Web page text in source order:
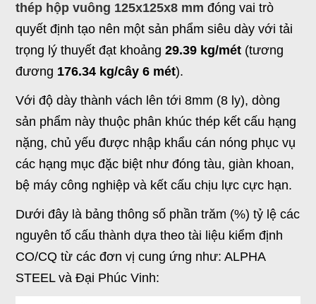
thép hộp vuông 125x125x8 mm đóng vai trò
quyết định tạo nên một sản phẩm siêu dày với tải
trọng lý thuyết đạt khoảng 29.39 kg/mét (tương
đương 176.34 kg/cây 6 mét).
Với độ dày thành vách lên tới 8mm (8 ly), dòng
sản phẩm này thuộc phân khúc thép kết cấu hạng
nặng, chủ yếu được nhập khẩu cán nóng phục vụ
các hạng mục đặc biệt như đóng tàu, giàn khoan,
bệ máy công nghiệp và kết cấu chịu lực cực hạn.
Dưới đây là bảng thông số phần trăm (%) tỷ lệ các
nguyên tố cấu thành dựa theo tài liệu kiểm định
CO/CQ từ các đơn vị cung ứng như: ALPHA
STEEL và Đại Phúc Vinh: